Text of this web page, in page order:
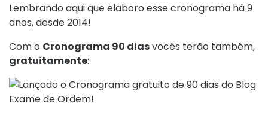
Lembrando aqui que elaboro esse cronograma há 9
anos, desde 2014!
Com o Cronograma 90 diasvocês terão também,
gratuitamente: